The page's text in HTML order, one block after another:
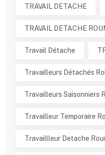
TRAVAIL DETACHE
TRAVAIL DETACHE
Travail Détache
Travailleurs Détachés
Travailleurs Saisonniers
Travailleur Temporaire
Travaillleur Detache